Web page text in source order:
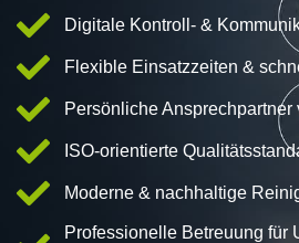
Digitale Kontroll- &
Flexible Einsatzzeiten &
Persönliche Ansprechpartner
ISO-orientierte
Moderne & nachhaltige
Professionelle Betreuung für